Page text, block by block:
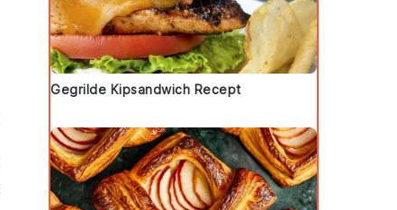
Gegrilde Kipsandwich Recept